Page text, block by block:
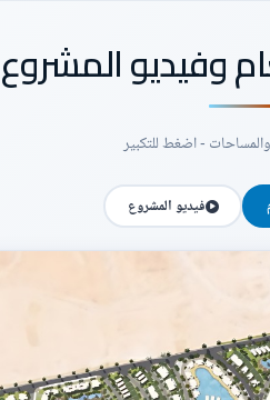
وفيديو المشروع
- اضغط للتكبير
فيديو المشروع